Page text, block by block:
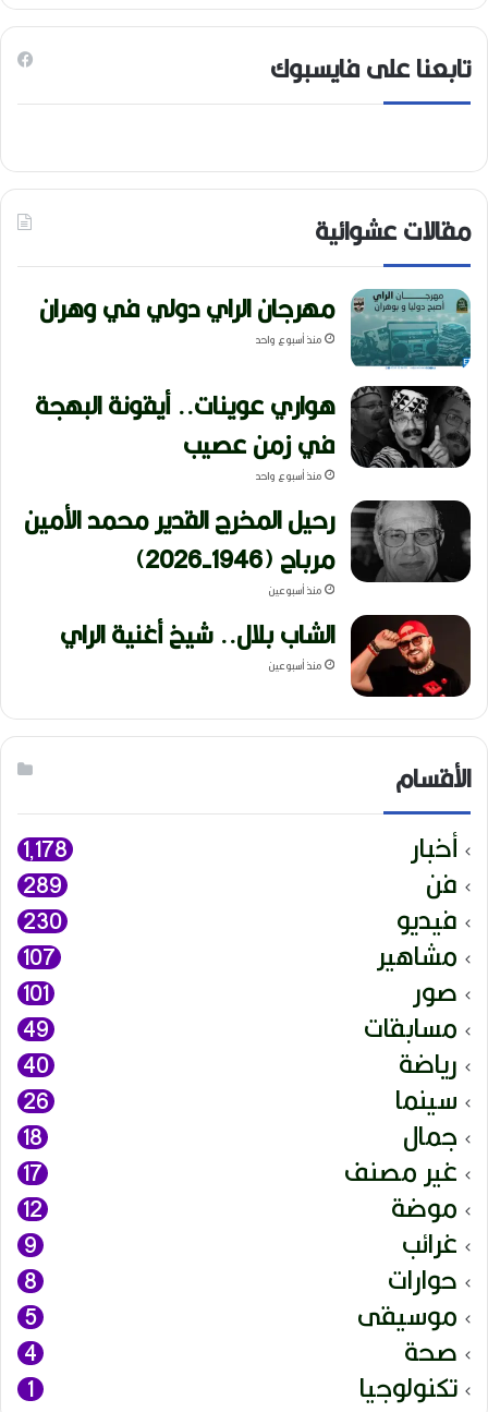
تابعنا على فايسبوك
مقالات عشوائية
مهرجان الراي دولي في وهران
منذ أسبوع واحد
هواري عوينات.. أيقونة البهجة
في زمن عصيب
منذ أسبوع واحد
رحيل المخرج القدير محمد الأمين
مرباح (1946-2026)
منذ أسبوعين
الشاب بلال.. شيخ أغنية الراي
منذ أسبوعين
الأقسام
أخبار 1٬178
فن 289
فيديو 230
مشاهير 107
صور 101
مسابقات 49
رياضة 40
سينما 26
جمال 18
غير مصنف 17
موضة 12
غرائب 9
حوارات 8
موسيقى 5
صحة 4
تكنولوجيا 1